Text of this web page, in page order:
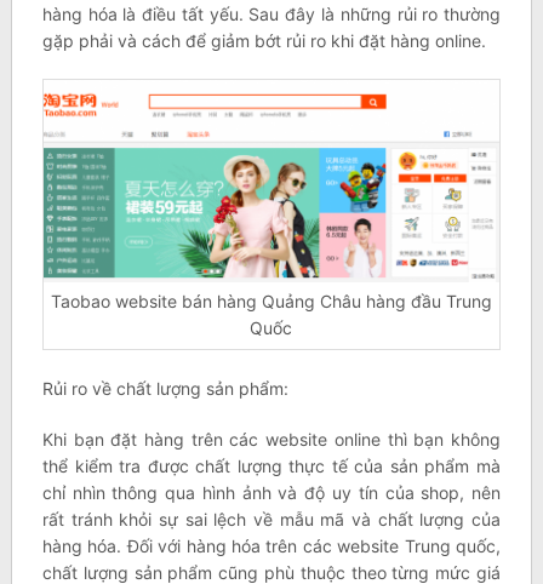
hàng hóa là điều tất yếu. Sau đây là những rủi ro thường
gặp phải và cách để giảm bớt rủi ro khi đặt hàng online.
Taobao website bán hàng Quảng Châu hàng đầu Trung
Quốc
Rủi ro về chất lượng sản phẩm:
Khi bạn đặt hàng trên các website online thì bạn không
thể kiểm tra được chất lượng thực tế của sản phẩm mà
chỉ nhìn thông qua hình ảnh và độ uy tín của shop, nên
rất tránh khỏi sự sai lệch về mẫu mã và chất lượng của
hàng hóa. Đối với hàng hóa trên các website Trung quốc,
chất lượng sản phẩm cũng phù thuộc theo từng mức giá